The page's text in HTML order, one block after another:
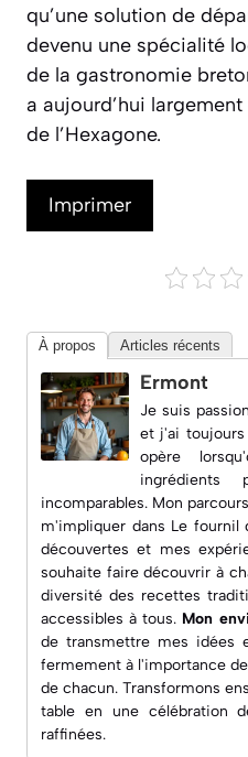
qu’une solution de
devenu une spécialité
de la gastronomie
a aujourd’hui
de l’Hexagone.
Imprimer
À propos Articles récents
Ermont
Je suis
et j'ai toujours
opère
ingrédients
incomparables. Mon
m'impliquer dans Le fournil
découvertes et mes
souhaite faire découvrir à
diversité des recettes
accessibles à tous. Mon
de transmettre mes idées
fermement à l'importance
de chacun. Transformons
table en une célébration
raffinées.